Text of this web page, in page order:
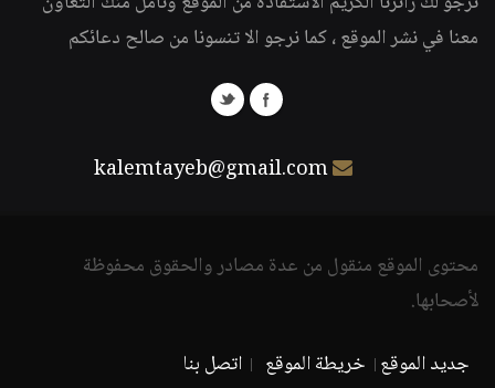
معنا في نشر الموقع ، كما نرجو الا تنسونا من صالح دعائكم
kalemtayeb@gmail.com
محتوى الموقع منقول من عدة مصادر والحقوق محفوظة
لأصحابها.
جديد الموقع خريطة الموقع اتصل بنا